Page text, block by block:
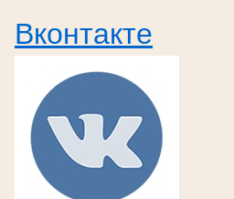
Вконтакте